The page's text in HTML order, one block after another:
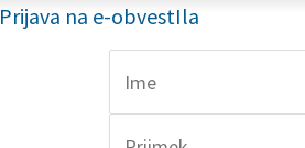
Prijava na e-obvestIla